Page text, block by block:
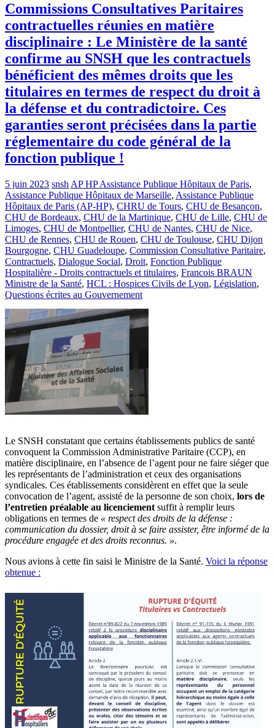
Commissions Consultatives Paritaires
contractuelles réunies en matière
disciplinaire : Le Ministère de la santé
confirme au SNSH que les contractuels
bénéficient des mêmes droits que les
titulaires en termes de respect du droit à
la défense et du contradictoire. Ces
garanties seront précisées dans la partie
réglementaire du code général de la
fonction publique !
5 juin 2023 snsh AP HP Assistance Publique Hôpitaux de Paris,
Assistance Publique Hôpitaux de Marseille, Assistance Publique
Hôpitaux de Paris (AP-HP), CHRU de Tours, CHU de Besançon,
CHU de Bordeaux, CHU de la Martinique, CHU de Lille, CHU de
Limoges, CHU de Montpellier, CHU de Nantes, CHU de Nice,
CHU de Rennes, CHU de Rouen, CHU de Toulouse, CHU Dijon
Bourgogne, CHU Guadeloupe, Commission Consultative Paritaire,
Contractuels, Dialogue Social, Droit, Fonction Publique
Hospitalière - Droits contractuels et titulaires, Francois BRAUN
Ministre de la Santé, HCL : Hospices Civils de Lyon, Législation,
Questions écrites au Gouvernement
Le SNSH constatant que certains établissements publics de santé
convoquent la Commission Administrative Paritaire (CCP), en
matière disciplinaire, en l’absence de l’agent pour ne faire siéger que
les représentants de l’administration et ceux des organisations
syndicales. Ces établissements considèrent en effet que la seule
convocation de l’agent, assisté de la personne de son choix, lors de
l’entretien préalable au licenciement suffit à remplir leurs
obligations en termes de « respect des droits de la défense :
communication du dossier, droit à se faire assister, être informé de la
procédure engagée et des droits reconnus. ».
Nous avions à cette fin saisi le Ministre de la Santé. Voici la réponse
obtenue :